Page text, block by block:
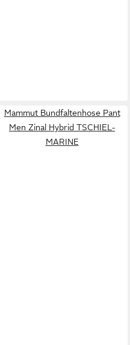
Mammut Bundfaltenhose Pant
Men Zinal Hybrid TSCHIEL-
MARINE